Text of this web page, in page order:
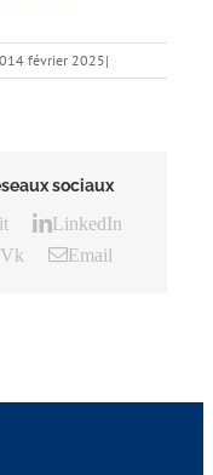
14 février 2025|
sociaux
LinkedIn
Vk Email